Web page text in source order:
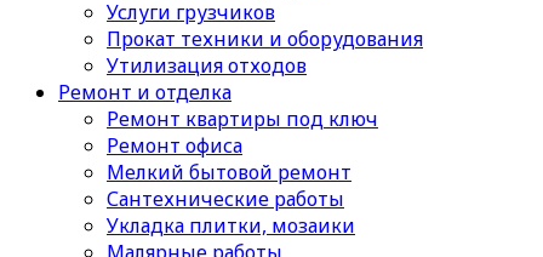
Услуги грузчиков
Прокат техники и оборудования
Утилизация отходов
Ремонт и отделка
Ремонт квартиры под ключ
Ремонт офиса
Мелкий бытовой ремонт
Сантехнические работы
Укладка плитки, мозаики